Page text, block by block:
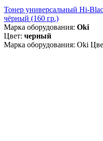
Тонер универсальный Hi-
чёрный (160 гр.)
Марка оборудования: Oki
Цвет: черный
Марка оборудования: Oki